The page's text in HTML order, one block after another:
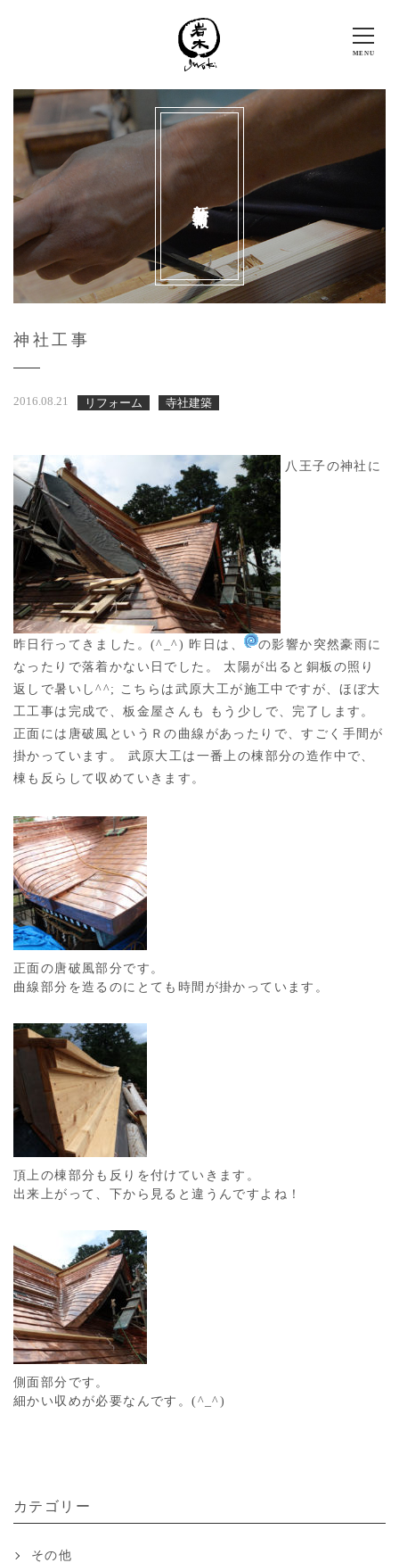
神社工事
2016.08.21 リフォーム 寺社建築
八王子の神社に
昨日行ってきました。(^_^) 昨日は、
の影響か突然豪雨に
なったりで落着かない日でした。 太陽が出ると銅板の照り
返しで暑いし^^; こちらは武原大工が施工中ですが、ほぼ大
工工事は完成で、板金屋さんも もう少しで、完了します。
正面には唐破風というＲの曲線があったりで、すごく手間が
掛かっています。 武原大工は一番上の棟部分の造作中で、
棟も反らして収めていきます。
正面の唐破風部分です。
曲線部分を造るのにとても時間が掛かっています。
頂上の棟部分も反りを付けていきます。
出来上がって、下から見ると違うんですよね！
側面部分です。
細かい収めが必要なんです。(^_^)
カテゴリー
その他